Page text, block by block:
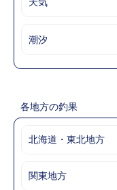
潮汐
各地方の釣果
北海道・東北地方
関東地方